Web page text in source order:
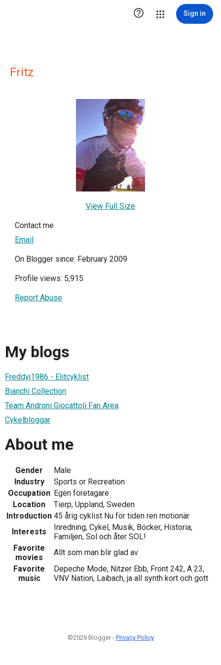
 Sign in
Fritz
View Full Size
Contact me
Email
On Blogger since: February 2009
Profile views: 5,915
Report Abuse
My blogs
Freddyj1986 - Elitcyklist
Bianchi Collection
Team Androni Giocattoli Fan Area
Cykelbloggar
About me
Gender
Male
Industry
Sports or Recreation
Occupation Egen företagare
Location
Tierp, Uppland, Sweden
Introduction 45 årig cyklist Nu för tiden ren motionär.
Interests
Inredning, Cykel, Musik, Böcker, Historia,
Familjen, Sol och åter SOL!
Favorite
movies
Allt som man blir glad av
Favorite
music
Depeche Mode, Nitzer Ebb, Front 242, A 23,
VNV Nation, Laibach, ja all synth kort och gott
©2026 Blogger - Privacy Policy